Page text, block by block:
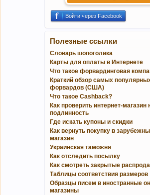
Войти через Facebook
Полезные ссылки
Словарь шопоголика
Карты для оплаты в Интернете
Что такое форвардинговая
Краткий обзор самых
форвардов (США)
Что такое Cashback?
Как проверить интернет-магазин
подлинность
Где искать купоны и скидки
Как вернуть покупку в
магазин
Украинская таможня
Как отследить посылку
Как смотреть закрытые
Таблицы соответствия размеров
Образцы писем в иностранные
магазины